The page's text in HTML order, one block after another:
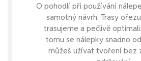
O pohodlí při používání
samotný návrh. Trasy
trasujeme a pečlivě
tomu se nálepky snadno
můžeš užívat tvoření bez